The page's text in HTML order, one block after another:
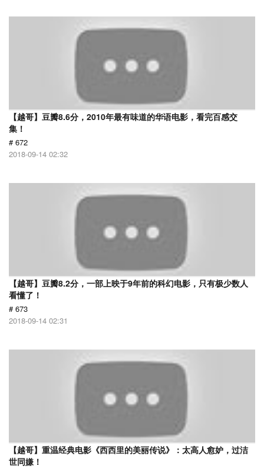
【越哥】豆瓣8.6分，2010年最有味道的华语电影，看完百感交
集！
# 672
2018-09-14 02:32
【越哥】豆瓣8.2分，一部上映于9年前的科幻电影，只有极少数人
看懂了！
# 673
2018-09-14 02:31
【越哥】重温经典电影《西西里的美丽传说》：太高人愈妒，过洁
世同嫌！